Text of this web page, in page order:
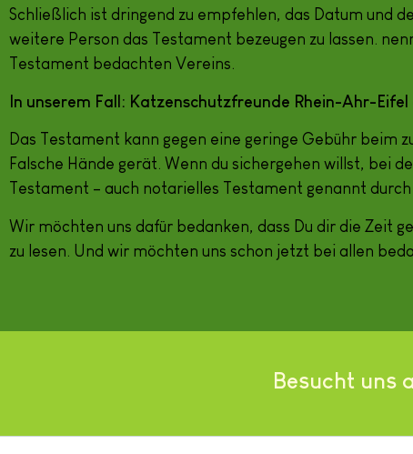
Schließlich ist dringend zu empfehlen, das Datum und
weitere Person das Testament bezeugen zu lassen.
Testament bedachten Vereins.
In unserem Fall: Katzenschutzfreunde Rhein-Ahr-
Das Testament kann gegen eine geringe Gebühr
Falsche Hände gerät. Wenn du sichergehen willst, bei
Testament – auch notarielles Testament genannt
Wir möchten uns dafür bedanken, dass Du dir die Zeit
zu lesen. Und wir möchten uns schon jetzt bei allen
Besucht uns